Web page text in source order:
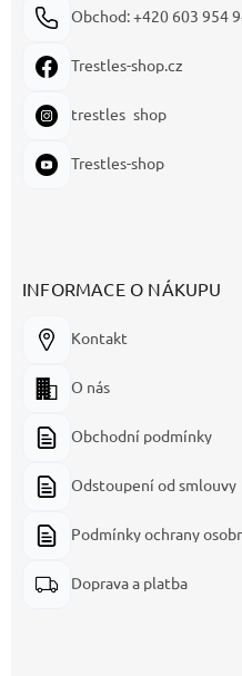
Obchod: +420 603 954
Trestles-shop.cz
trestles_shop
Trestles-shop
INFORMACE O NÁKUPU
Kontakt
O nás
Obchodní podmínky
Odstoupení od smlouvy
Podmínky ochrany
Doprava a platba